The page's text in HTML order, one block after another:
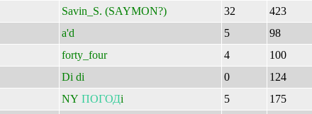
Savin_S. (SAYMON?) 32 423
a'd 5 98
forty_four 4 100
Di di 0 124
NY ПОГОДi 5 175